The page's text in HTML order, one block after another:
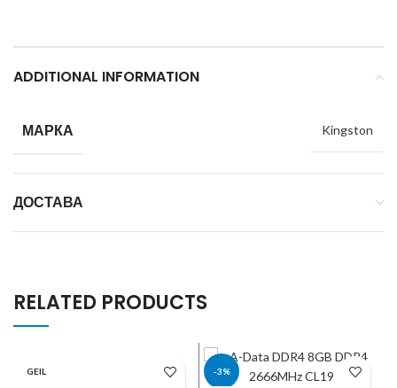
ADDITIONAL INFORMATION
МАРКА Kingston
ДОСТАВА
RELATED PRODUCTS
GEIL -3%